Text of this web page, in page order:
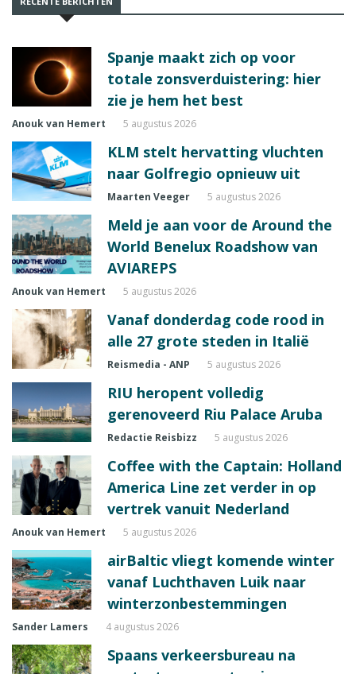
Spanje maakt zich op voor
totale zonsverduistering: hier
zie je hem het best
Anouk van Hemert 5 augustus 2026
KLM stelt hervatting vluchten
naar Golfregio opnieuw uit
Maarten Veeger 5 augustus 2026
Meld je aan voor de Around the
World Benelux Roadshow van
AVIAREPS
Anouk van Hemert 5 augustus 2026
Vanaf donderdag code rood in
alle 27 grote steden in Italië
Reismedia - ANP 5 augustus 2026
RIU heropent volledig
gerenoveerd Riu Palace Aruba
Redactie Reisbizz 5 augustus 2026
Coffee with the Captain: Holland
America Line zet verder in op
vertrek vanuit Nederland
Anouk van Hemert 5 augustus 2026
airBaltic vliegt komende winter
vanaf Luchthaven Luik naar
winterzonbestemmingen
Sander Lamers 4 augustus 2026
Spaans verkeersbureau na